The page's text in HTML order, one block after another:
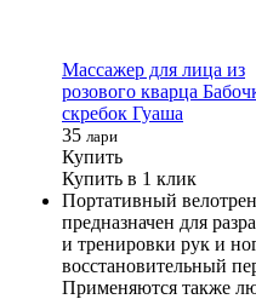
Массажер для лица из
розового кварца
скребок Гуаша
35 лари
Купить
Купить в 1 клик
Портативный
предназначен для
и тренировки рук и
восстановительный
Применяются также